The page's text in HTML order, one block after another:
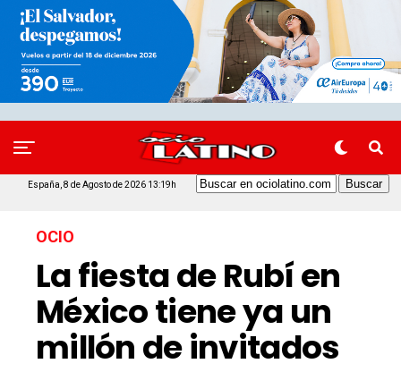
España, 8 de Agosto de 2026 13:19h
OCIO
La fiesta de Rubí en
México tiene ya un
millón de invitados